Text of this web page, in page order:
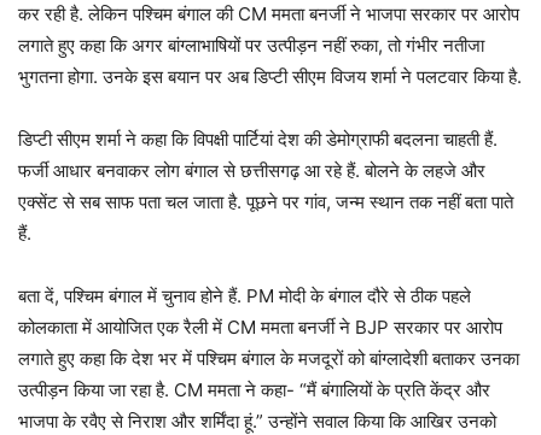
कर रही है. लेकिन पश्चिम बंगाल की CM ममता बनर्जी ने भाजपा सरकार पर आरोप
लगाते हुए कहा कि अगर बांग्लाभाषियों पर उत्पीड़न नहीं रुका, तो गंभीर नतीजा
भुगतना होगा. उनके इस बयान पर अब डिप्टी सीएम विजय शर्मा ने पलटवार किया है.
डिप्टी सीएम शर्मा ने कहा कि विपक्षी पार्टियां देश की डेमोग्राफी बदलना चाहती हैं.
फर्जी आधार बनवाकर लोग बंगाल से छत्तीसगढ़ आ रहे हैं. बोलने के लहजे और
एक्सेंट से सब साफ पता चल जाता है. पूछने पर गांव, जन्म स्थान तक नहीं बता पाते
हैं.
बता दें, पश्चिम बंगाल में चुनाव होने हैं. PM मोदी के बंगाल दौरे से ठीक पहले
कोलकाता में आयोजित एक रैली में CM ममता बनर्जी ने BJP सरकार पर आरोप
लगाते हुए कहा कि देश भर में पश्चिम बंगाल के मजदूरों को बांग्लादेशी बताकर उनका
उत्पीड़न किया जा रहा है. CM ममता ने कहा- “मैं बंगालियों के प्रति केंद्र और
भाजपा के रवैए से निराश और शर्मिंदा हूं.” उन्होंने सवाल किया कि आखिर उनको